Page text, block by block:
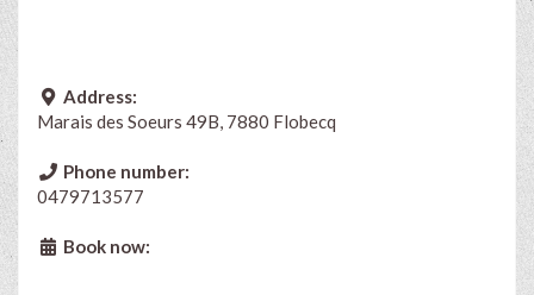
Address:
Marais des Soeurs 49B, 7880 Flobecq
Phone number:
0479713577
Book now: